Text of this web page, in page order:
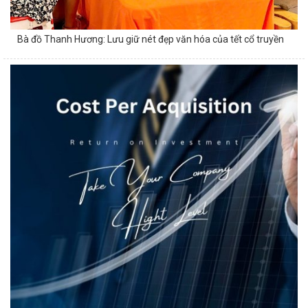
Bà đồ Thanh Hương: Lưu giữ nét đẹp văn hóa của tết cổ truyền